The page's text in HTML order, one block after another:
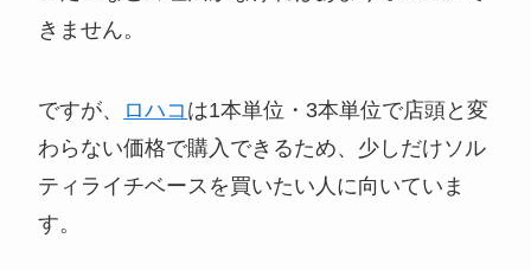
きません。
ですが、 ロハコ は1本単位・3本単位で店頭と変
わらない価格で購入できるため、少しだけソル
ティライチベースを買いたい人に向いていま
す。